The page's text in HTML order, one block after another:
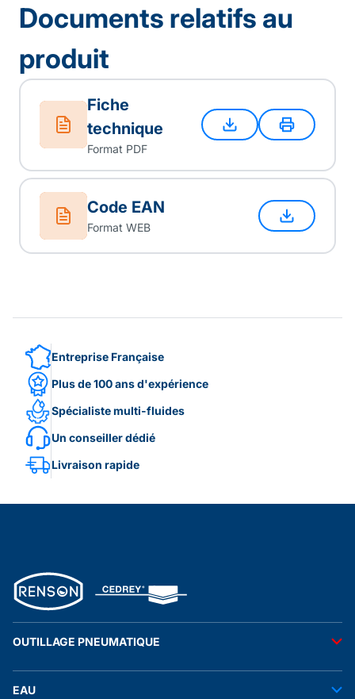
Documents relatifs au
produit
Fiche
technique
Format PDF
Code EAN
Format WEB
Entreprise Française
Plus de 100 ans d'expérience
Spécialiste multi-fluides
Un conseiller dédié
Livraison rapide
OUTILLAGE PNEUMATIQUE
Accessoires pneumatiques
EAU